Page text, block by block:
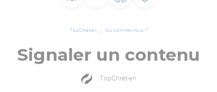
TopChrétien Qui sommes-nous ?
Signaler un contenu
TopChrétien